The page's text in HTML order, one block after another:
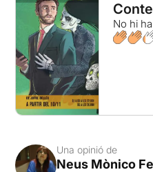
No hi
Una opinió de
Neus Mònico